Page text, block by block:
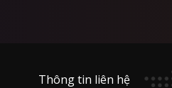
Thông tin liên hệ